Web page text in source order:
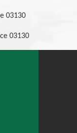
03130
03130